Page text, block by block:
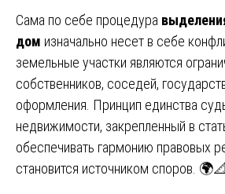
Сама по себе процедура
дом изначально несет в себе
земельные участки являются
собственников, соседей,
оформления. Принцип единства
недвижимости, закрепленный в
обеспечивать гармонию правовых
становится источником споров. 🌍📐